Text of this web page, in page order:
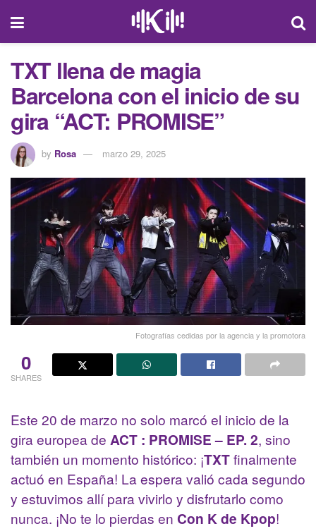
TXT llena de magia
Barcelona con el inicio de su
gira “ACT: PROMISE”
by Rosa marzo 29, 2025
Fotografías cedidas por la agencia y la promotora
0
SHARES
Este 20 de marzo no solo marcó el inicio de la
gira europea de ACT : PROMISE – EP. 2, sino
también un momento histórico: ¡TXTfinalmente
actuó en España! La espera valió cada segundo
y estuvimos allí para vivirlo y disfrutarlo como
nunca. ¡No te lo pierdas en Con K de Kpop!